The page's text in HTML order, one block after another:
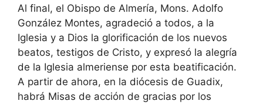
Al final, el Obispo de Almería, Mons. Adolfo
González Montes, agradeció a todos, a la
Iglesia y a Dios la glorificación de los nuevos
beatos, testigos de Cristo, y expresó la alegría
de la Iglesia almeriense por esta beatificación.
A partir de ahora, en la diócesis de Guadix,
habrá Misas de acción de gracias por los